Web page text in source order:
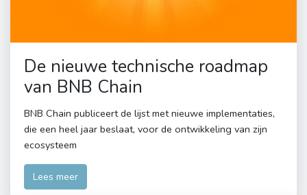
De nieuwe technische roadmap
van BNB Chain
BNB Chain publiceert de lijst met nieuwe implementaties,
die een heel jaar beslaat, voor de ontwikkeling van zijn
ecosysteem
Lees meer